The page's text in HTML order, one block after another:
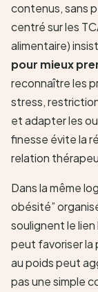
contenus, sans
centré sur les
alimentaire)
pour mieux
reconnaître les
stress,
et adapter les
finesse évite la
relation
Dans la même
obésité”
soulignent le
peut favoriser la
au poids peut
pas une simple